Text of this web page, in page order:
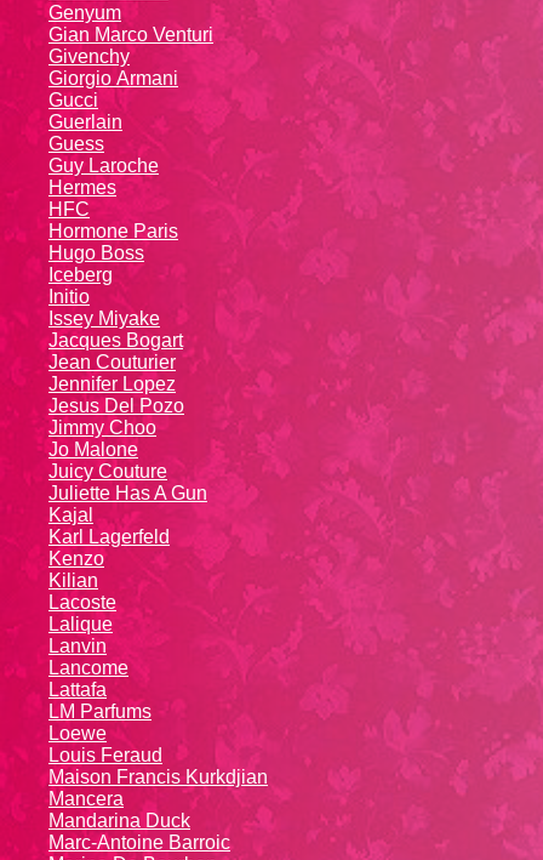
Genyum
Gian Marco Venturi
Givenchy
Giоrgio Аrmаni
Gucci
Guerlain
Guess
Guy Laroche
Hermes
HFC
Hormone Paris
Hugo Boss
Iceberg
Initio
Issey Miyake
Jacques Bogart
Jean Couturier
Jennifer Lopez
Jesus Del Pozo
Jimmy Choo
Jo Malone
Juicy Couture
Juliette Has A Gun
Kajal
Karl Lagerfeld
Kenzo
Kiliаn
Lacoste
Lalique
Lanvin
Lanсоmе
Lattafa
LM Parfums
Loewe
Louis Feraud
Maison Francis Kurkdjian
Mancera
Mandarina Duck
Marc-Antoine Barroic